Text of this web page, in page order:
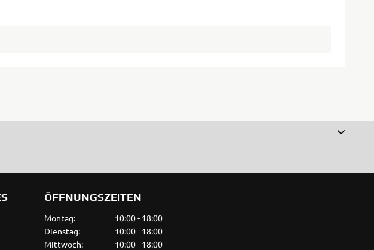
ÖFFNUNGSZEITEN
Montag:
10:00 - 18:00
Dienstag:
10:00 - 18:00
Mittwoch:
10:00 - 18:00